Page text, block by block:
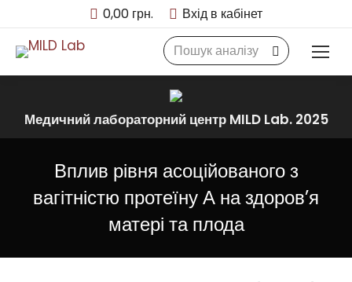
0,00 грн. Вхід в кабінет
Search:
Вплив рівня асоційованого з
вагітністю протеїну А на здоров’я
матері та плода
Медичний лабораторний центр MILD Lab. 2025